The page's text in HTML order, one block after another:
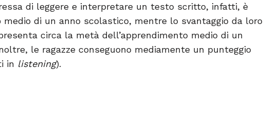
di leggere e interpretare un testo scritto, infatti, è
di un anno scolastico, mentre lo svantaggio da loro
circa la metà dell’apprendimento medio di un
le ragazze conseguono mediamente un punteggio
in listening).